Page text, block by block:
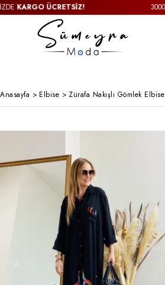
ÜCRETSİZ! 3000TL VE
Anasayfa > Elbise > Zürafa Nakışlı Gömlek Elbise